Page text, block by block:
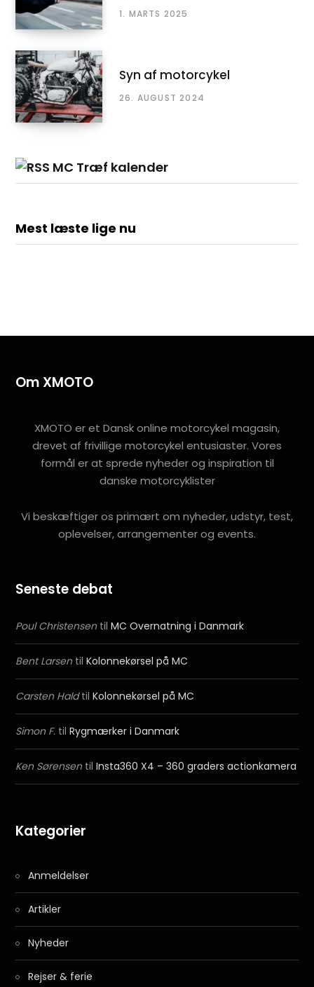
1. MARTS 2025
Syn af motorcykel
26. AUGUST 2024
MC Træf kalender
Mest læste lige nu
Om XMOTO
XMOTO er et Dansk online motorcykel magasin,
drevet af frivillige motorcykel entusiaster. Vores
formål er at sprede nyheder og inspiration til
danske motorcyklister
Vi beskæftiger os primært om nyheder, udstyr, test,
oplevelser, arrangementer og events.
Seneste debat
Poul Christensentil MC Overnatning i Danmark
Bent Larsentil Kolonnekørsel på MC
Carsten Haldtil Kolonnekørsel på MC
Simon F. til Rygmærker i Danmark
Ken Sørensentil Insta360 X4 – 360 graders actionkamera
Kategorier
Anmeldelser
Artikler
Nyheder
Rejser & ferie